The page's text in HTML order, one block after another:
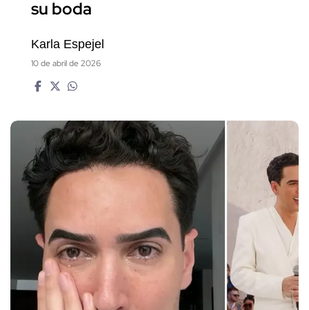
su boda
Karla Espejel
10 de abril de 2026